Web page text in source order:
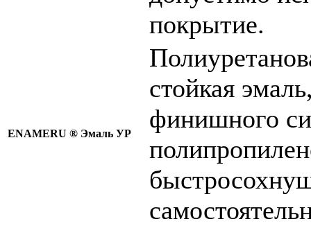
покрытие.
ENAMERU ® Эмаль УР
стойкая
финишного